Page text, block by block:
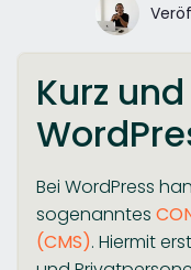
Kurz
Bei WordPress
sogenanntes
(CMS). Hiermit